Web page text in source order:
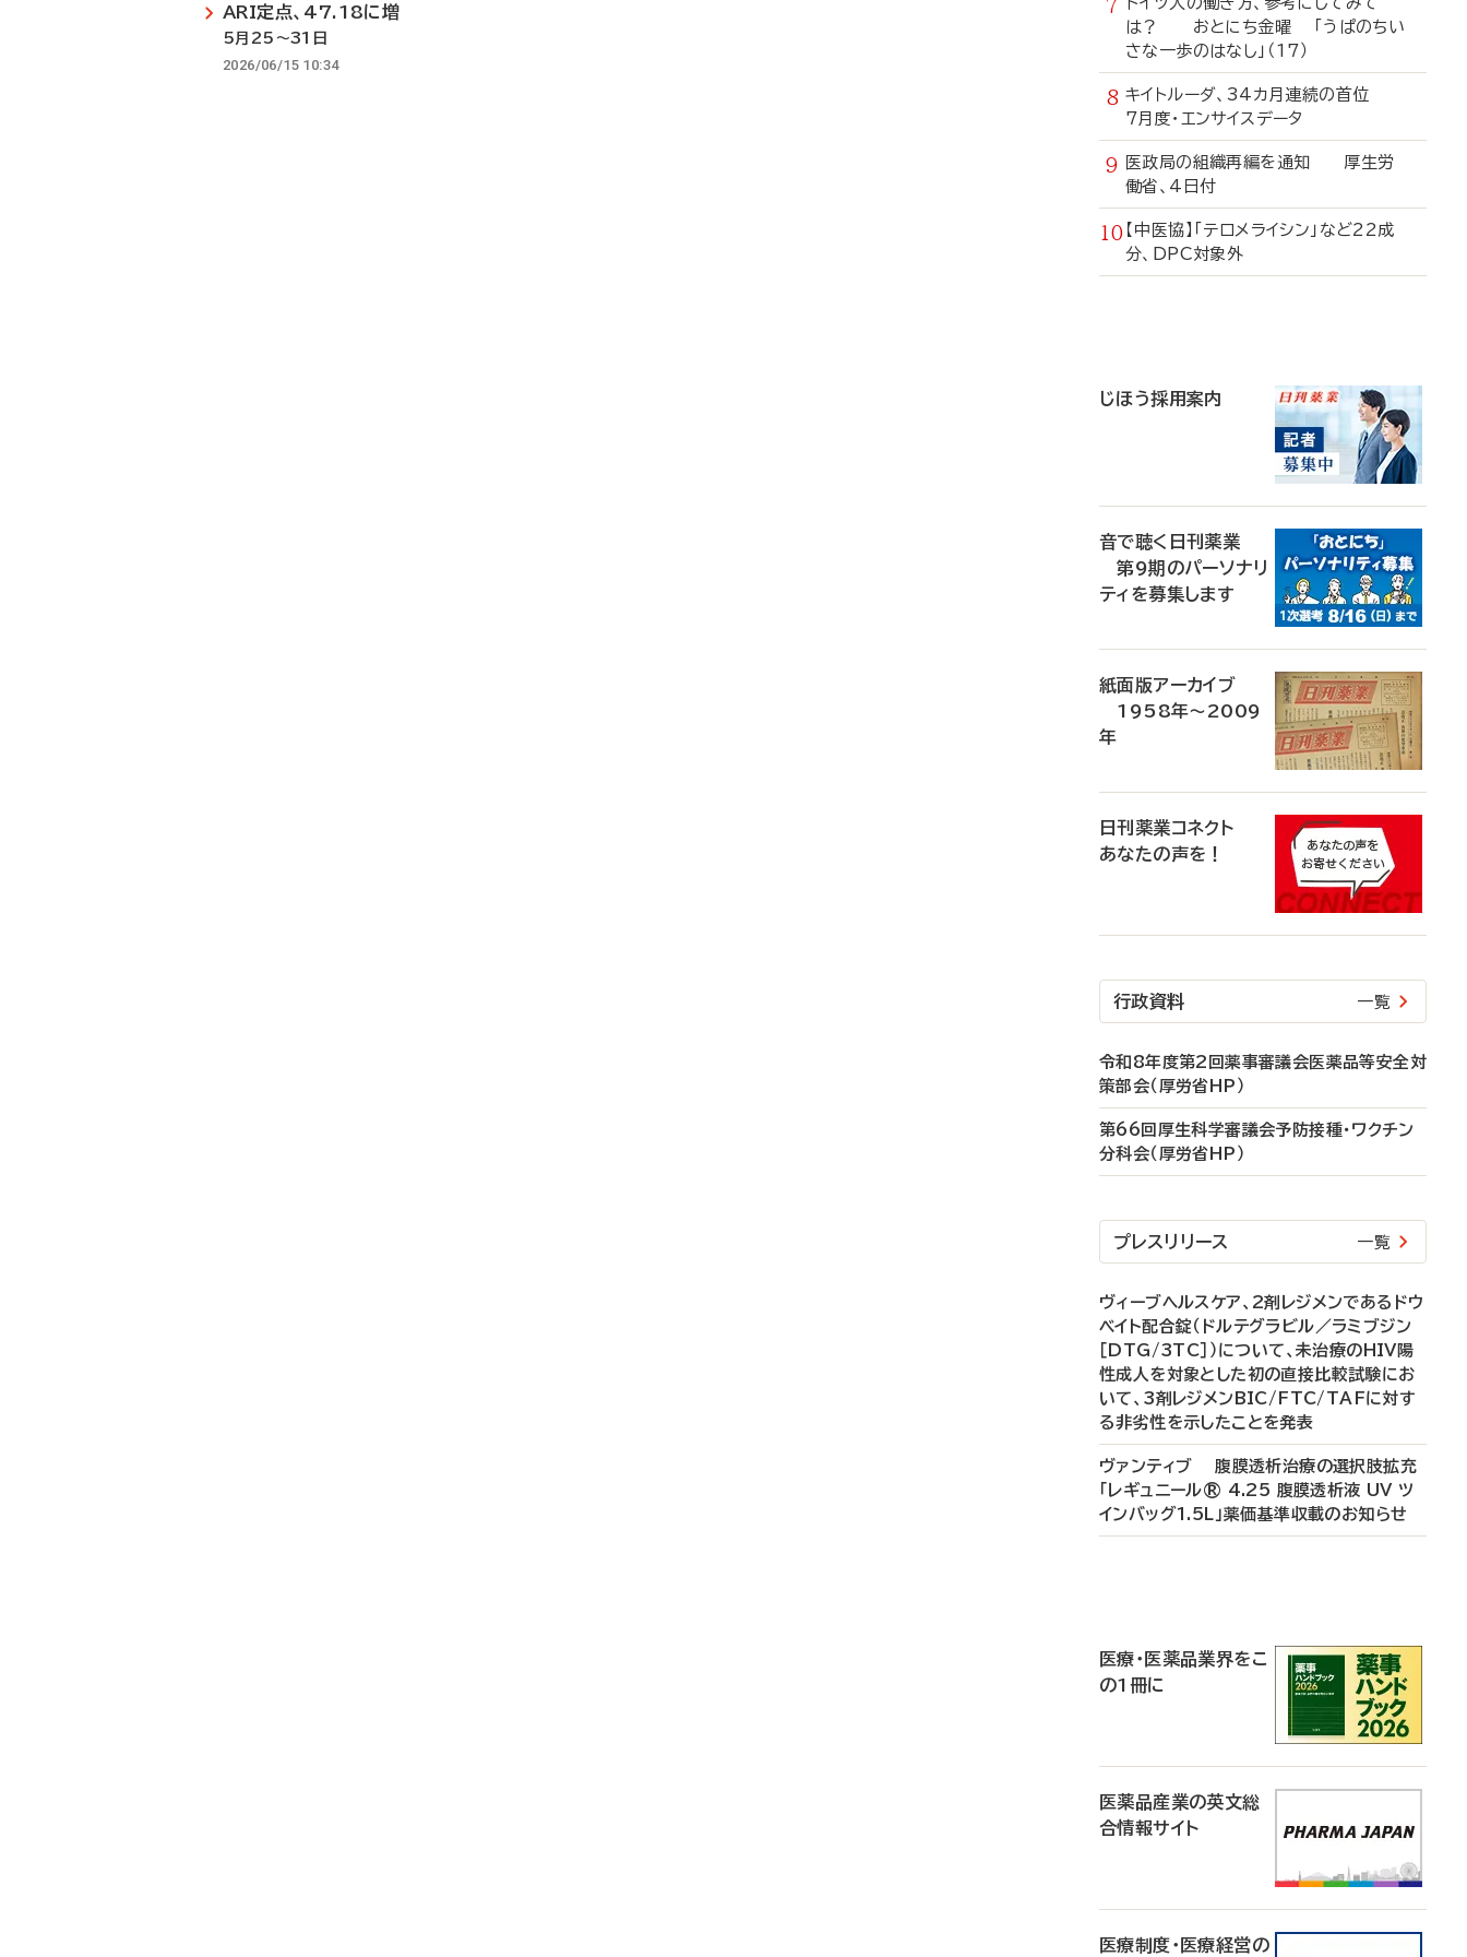
ARI定点、47.18に増
5月25～31日
2026/06/15 10:34
は？ おとにち金曜 「うぱのちい
さな一歩のはなし」（17）
キイトルーダ、34カ月連続の首位
7月度・エンサイスデータ
医政局の組織再編を通知 厚生労
働省、4日付
【中医協】「テロメライシン」など22成
分、DPC対象外
じほう採用案内
音で聴く日刊薬業
第9期のパーソナリ
ティを募集します
紙面版アーカイブ
1958年～2009
年
日刊薬業コネクト
あなたの声を！
行政資料 一覧
令和8年度第2回薬事審議会医薬品等安全対
策部会（厚労省HP）
第66回厚生科学審議会予防接種・ワクチン
分科会（厚労省HP）
プレスリリース 一覧
ヴィーブヘルスケア、2剤レジメンであるドウ
ベイト配合錠（ドルテグラビル／ラミブジン
［DTG/3TC］）について、未治療のHIV陽
性成人を対象とした初の直接比較試験にお
いて、3剤レジメンBIC/FTC/TAFに対す
る非劣性を示したことを発表
ヴァンティブ 腹膜透析治療の選択肢拡充
「レギュニール® 4.25 腹膜透析液 UV ツ
インバッグ1.5L」薬価基準収載のお知らせ
医療・医薬品業界をこ
の1冊に
医薬品産業の英文総
合情報サイト
医療制度・医療経営の